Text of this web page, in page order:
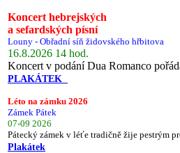
Koncert hebrejských
a sefardských písní
Louny - Obřadní síň židovského hřbitova
16.8.2026 14 hod.
Koncert v podání Dua Romanco
PLAKÁTEK
Léto na zámku 2026
Zámek Pátek
07-09 2026
Pátecký zámek v léťe tradičně žije pestrým
Plakátek